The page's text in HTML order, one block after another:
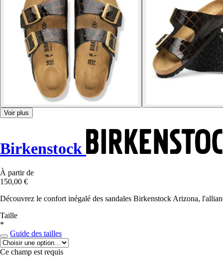
Voir plus
Birkenstock
À partir de
150,00 €
Découvrez le confort inégalé des sandales Birkenstock Arizona,
Taille
*
Guide des tailles
Ce champ est requis